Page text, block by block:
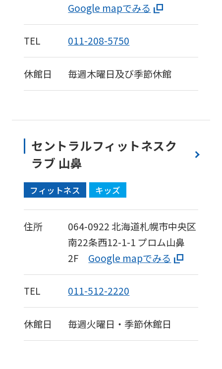
Google mapでみる
TEL 011-208-5750
休館日 毎週木曜日及び季節休館
セントラルフィットネスク
ラブ 山鼻
フィットネス キッズ
住所 064-0922北海道札幌市中央区
南22条西12-1-1 プロム山鼻
2F
Google mapでみる
TEL 011-512-2220
休館日 毎週火曜日・季節休館日